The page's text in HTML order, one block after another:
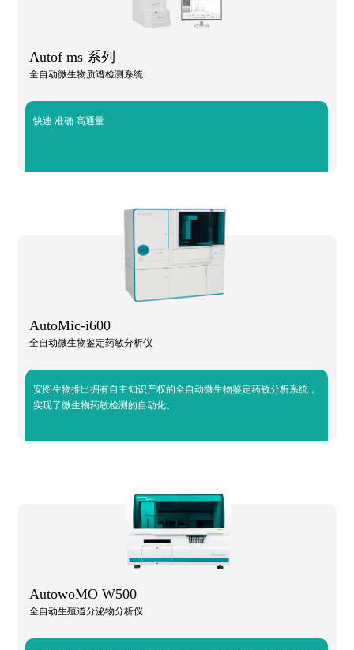
Autof ms 系列
全自动微生物质谱检测系统
快速 准确 高通量
AutoMic-i600
全自动微生物鉴定药敏分析仪
安图生物推出拥有自主知识产权的全自动微生物鉴定药敏分析系统，
实现了微生物药敏检测的自动化。
AutowoMO W500
全自动生殖道分泌物分析仪